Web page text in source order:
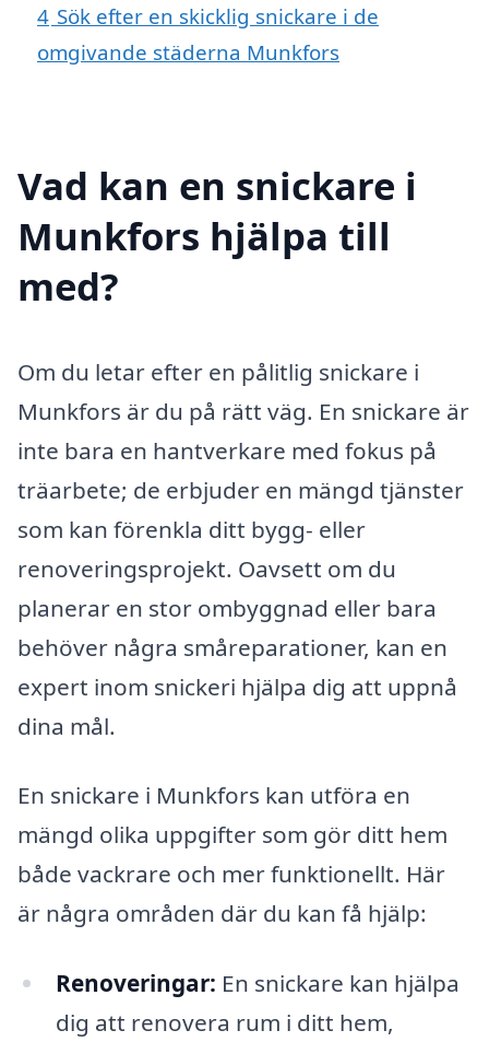
4 Sök efter en skicklig snickare i de
omgivande städerna Munkfors
Vad kan en snickare i
Munkfors hjälpa till
med?
Om du letar efter en pålitlig snickare i
Munkfors är du på rätt väg. En snickare är
inte bara en hantverkare med fokus på
träarbete; de erbjuder en mängd tjänster
som kan förenkla ditt bygg- eller
renoveringsprojekt. Oavsett om du
planerar en stor ombyggnad eller bara
behöver några småreparationer, kan en
expert inom snickeri hjälpa dig att uppnå
dina mål.
En snickare i Munkfors kan utföra en
mängd olika uppgifter som gör ditt hem
både vackrare och mer funktionellt. Här
är några områden där du kan få hjälp:
Renoveringar: En snickare kan hjälpa
dig att renovera rum i ditt hem,